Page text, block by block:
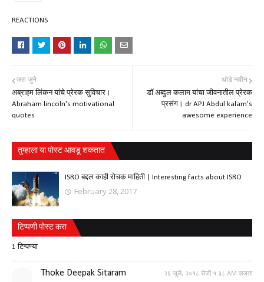
REACTIONS
थोडे नवीन
डॉ.अब्दुल कलाम यांचा जीवनातील प्रेरक
प्रसंग। dr APJ Abdul kalam's
awesome experience
जरा जुने
अब्राहम लिंकन यांचे प्रेरक सुविचार।
Abraham lincoln's motivational
quotes
तुम्‍हाला या पोस्‍ट आवडू शकतात
ISRO बद्दल काही रोचक माहिती | Interesting facts about ISRO
February 28, 2017
टिप्पणी पोस्ट करा
1 टिप्पण्या
Thoke Deepak Sitaram २६ जुलै, २०१८ रोजी १:३८ AM वाजता